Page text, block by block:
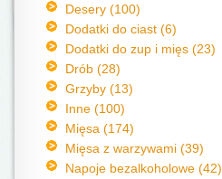
Desery (100)
Dodatki do ciast (6)
Dodatki do zup i mięs (23)
Drób (28)
Grzyby (13)
Inne (100)
Mięsa (174)
Mięsa z warzywami (39)
Napoje bezalkoholowe (42)